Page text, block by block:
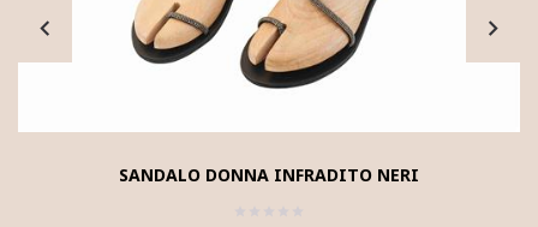
SANDALO DONNA INFRADITO NERI